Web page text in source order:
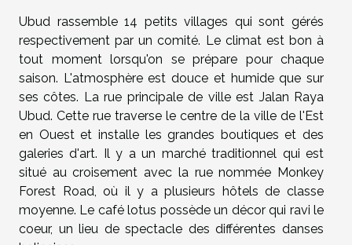
Ubud rassemble 14 petits villages qui sont gérés
respectivement par un comité. Le climat est bon à
tout moment lorsqu'on se prépare pour chaque
saison. L'atmosphère est douce et humide que sur
ses côtes. La rue principale de ville est Jalan Raya
Ubud. Cette rue traverse le centre de la ville de l'Est
en Ouest et installe les grandes boutiques et des
galeries d'art. Il y a un marché traditionnel qui est
situé au croisement avec la rue nommée Monkey
Forest Road, où il y a plusieurs hôtels de classe
moyenne. Le café lotus possède un décor qui ravi le
coeur, un lieu de spectacle des différentes danses